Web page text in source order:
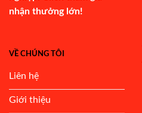
nhận thưởng lớn!
VỀ CHÚNG TÔI
Liên hệ
Giới thiệu